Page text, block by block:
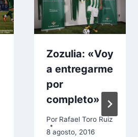
Zozulia: «Voy
a entregarme
por
completo»
Por Rafael Toro Ruiz
8 agosto, 2016